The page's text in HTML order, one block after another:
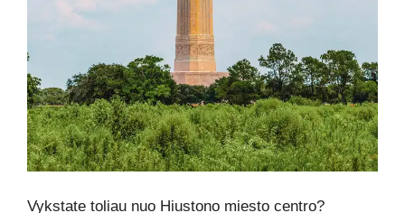
Vykstate toliau nuo Hiustono miesto centro?